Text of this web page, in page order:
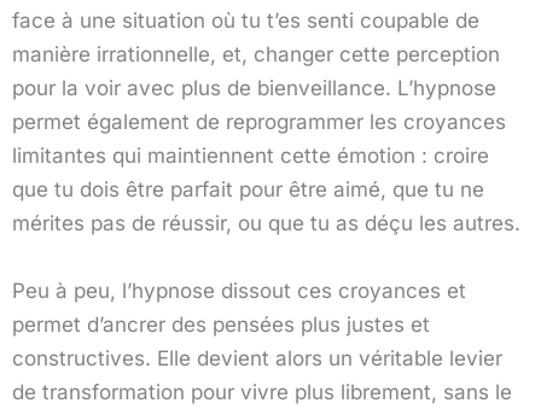
face à une situation où tu t’es senti coupable de
manière irrationnelle, et, changer cette perception
pour la voir avec plus de bienveillance. L’hypnose
permet également de reprogrammer les croyances
limitantes qui maintiennent cette émotion : croire
que tu dois être parfait pour être aimé, que tu ne
mérites pas de réussir, ou que tu as déçu les autres.
Peu à peu, l’hypnose dissout ces croyances et
permet d’ancrer des pensées plus justes et
constructives. Elle devient alors un véritable levier
de transformation pour vivre plus librement, sans le